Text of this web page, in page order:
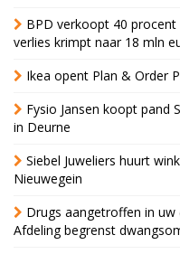
BPD verkoopt 40
verlies krimpt naar 18 mln
Ikea opent Plan & Order
Fysio Jansen koopt pand
in Deurne
Siebel Juweliers huurt
Nieuwegein
Drugs aangetroffen in uw
Afdeling begrenst